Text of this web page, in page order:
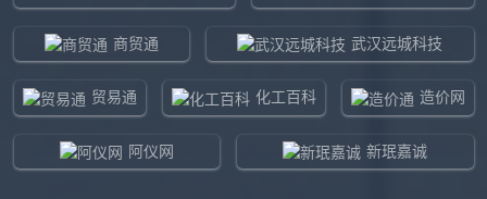
商贸通 武汉远城科技
贸易通 化工百科 造价网
阿仪网 新珉嘉诚